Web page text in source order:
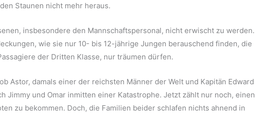
Staunen nicht mehr heraus.
insbesondere den Mannschaftspersonal, nicht erwischt zu werden.
wie sie nur 10- bis 12-jährige Jungen berauschend finden, die
der Dritten Klasse, nur träumen dürfen.
Astor, damals einer der reichsten Männer der Welt und Kapitän Edward
Jimmy und Omar inmitten einer Katastrophe. Jetzt zählt nur noch, einen
zu bekommen. Doch, die Familien beider schlafen nichts ahnend in